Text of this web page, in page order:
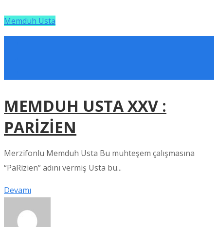
Memduh Usta
MEMDUH USTA XXV :
PARİZİEN
Merzifonlu Memduh Usta Bu muhteşem çalışmasına
“PaRizien” adını vermiş Usta bu...
Devamı